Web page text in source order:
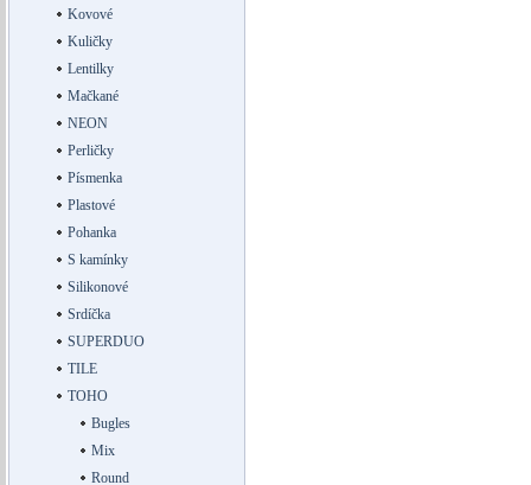
Kovové
Kuličky
Lentilky
Mačkané
NEON
Perličky
Písmenka
Plastové
Pohanka
S kamínky
Silikonové
Srdíčka
SUPERDUO
TILE
TOHO
Bugles
Mix
Round